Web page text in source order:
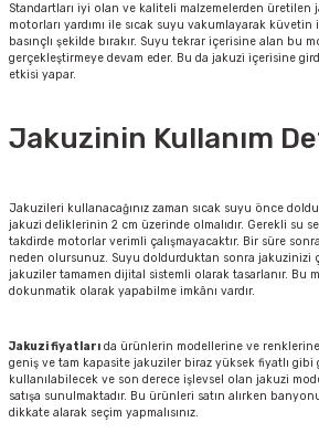
Standartları iyi olan ve kaliteli malzemelerden üretilen
motorları yardımı ile sıcak suyu vakumlayarak küvetin
basınçlı şekilde bırakır. Suyu tekrar içerisine alan bu
gerçekleştirmeye devam eder. Bu da jakuzi içerisine
etkisi yapar.
Jakuzinin Kullanım
Jakuzileri kullanacağınız zaman sıcak suyu önce
jakuzi deliklerinin 2 cm üzerinde olmalıdır. Gerekli su
takdirde motorlar verimli çalışmayacaktır. Bir süre
neden olursunuz. Suyu doldurduktan sonra jakuzinizi
jakuziler tamamen dijital sistemli olarak tasarlanır. Bu
dokunmatik olarak yapabilme imkânı vardır.
Jakuzi fiyatları da ürünlerin modellerine ve
geniş ve tam kapasite jakuziler biraz yüksek fiyatlı gibi
kullanılabilecek ve son derece işlevsel olan jakuzi
satışa sunulmaktadır. Bu ürünleri satın alırken
dikkate alarak seçim yapmalısınız.